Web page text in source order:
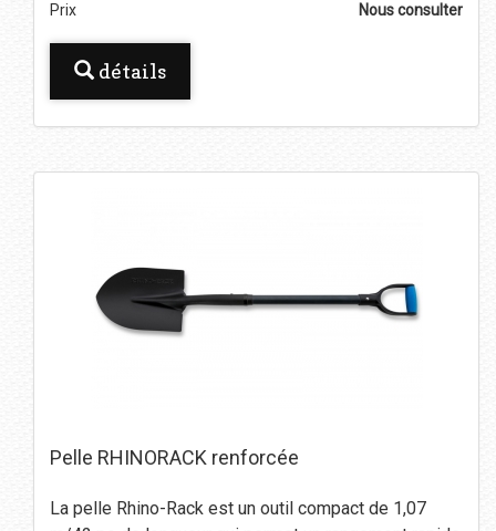
Prix Nous consulter
détails
Pelle RHINORACK renforcée
La pelle Rhino-Rack est un outil compact de 1,07